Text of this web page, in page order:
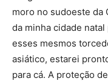
moro no sudoeste da
da minha cidade
esses mesmos
asiático, estarei
para cá. A proteção